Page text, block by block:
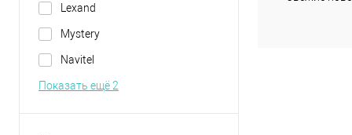
Lexand
Mystery
Navitel
Показать ещё 2